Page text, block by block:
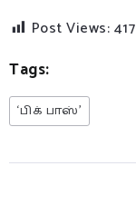
Post Views:417
Tags:
‘பிக் பாஸ்’